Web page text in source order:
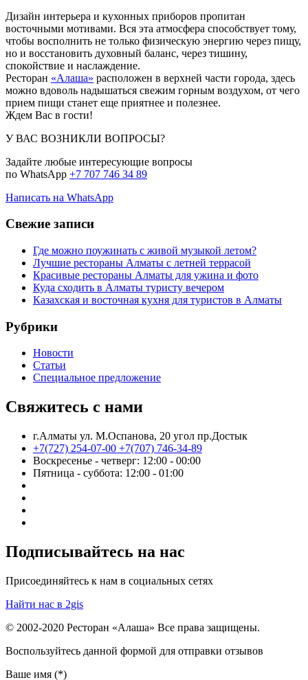
Дизайн интерьера и кухонных приборов пропитан
восточными мотивами. Вся эта атмосфера способствует тому,
чтобы восполнить не только физическую энергию через пищу,
но и восстановить духовный баланс, через тишину,
спокойствие и наслаждение.
Ресторан «Алаша» расположен в верхней части города, здесь
можно вдоволь надышаться свежим горным воздухом, от чего
прием пищи станет еще приятнее и полезнее.
Ждем Вас в гости!
У ВАС ВОЗНИКЛИ ВОПРОСЫ?
Задайте любые интересующие вопросы
по WhatsApp +7 707 746 34 89
Написать на WhatsApp
Свежие записи
Где можно поужинать с живой музыкой летом?
Лучшие рестораны Алматы с летней террасой
Красивые рестораны Алматы для ужина и фото
Куда сходить в Алматы туристу вечером
Казахская и восточная кухня для туристов в Алматы
Рубрики
Новости
Статьи
Cпециальное предложение
Свяжитесь с нами
г.Алматы ул. М.Оспанова, 20 угол пр.Достык
+7(727) 254-07-00 +7(707) 746-34-89
Воскресенье - четверг: 12:00 - 00:00
Пятница - суббота: 12:00 - 01:00
Подписывайтесь на нас
Присоединяйтесь к нам в социальных сетях
Найти нас в 2gis
© 2002-2020 Ресторан «Алаша» Все права защищены.
Воспользуйтесь данной формой для отправки отзывов
Ваше имя (*)